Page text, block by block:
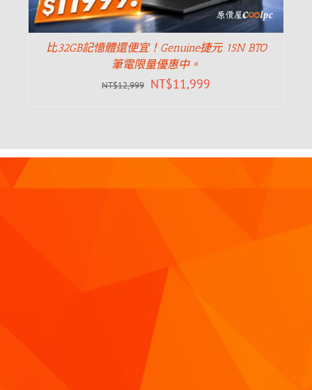
比32GB記憶體還便宜！Genuine捷元 15N BTO
筆電限量優惠中。
NT$12,999 NT$11,999